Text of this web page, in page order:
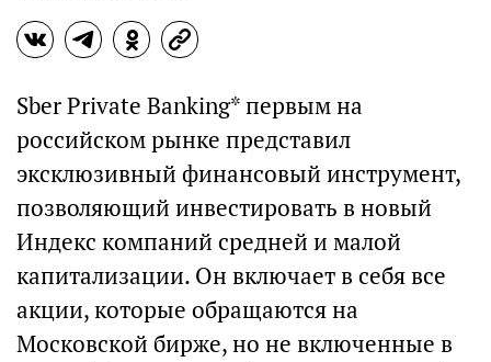
Sber Private Banking* первым на
российском рынке представил
эксклюзивный финансовый инструмент,
позволяющий инвестировать в новый
Индекс компаний средней и малой
капитализации. Он включает в себя все
акции, которые обращаются на
Московской бирже, но не включенные в